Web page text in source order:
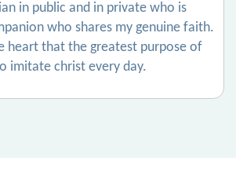
in public and in private who is
who shares my genuine faith.
heart that the greatest purpose of
imitate christ every day.